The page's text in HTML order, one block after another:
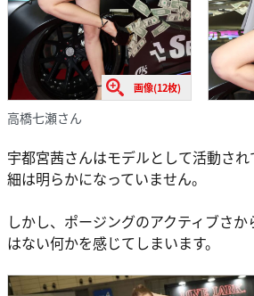
画像(12枚)
高橋七瀬さん
宇都宮茜さんはモデルとして活動さ
細は明らかになっていません。
しかし、ポージングのアクティブさ
はない何かを感じてしまいます。